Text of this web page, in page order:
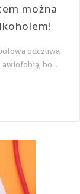
można
odczuwa
awiofobią, bo…